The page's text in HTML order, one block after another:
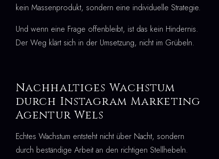
kein Massenprodukt, sondern eine individuelle Strategie.
Und wenn eine Frage offenbleibt, ist das kein Hindernis.
Der Weg klärt sich in der Umsetzung, nicht im Grübeln.
Nachhaltiges Wachstum
durch Instagram Marketing
Agentur Wels
Echtes Wachstum entsteht nicht über Nacht, sondern
durch beständige Arbeit an den richtigen Stellhebeln.